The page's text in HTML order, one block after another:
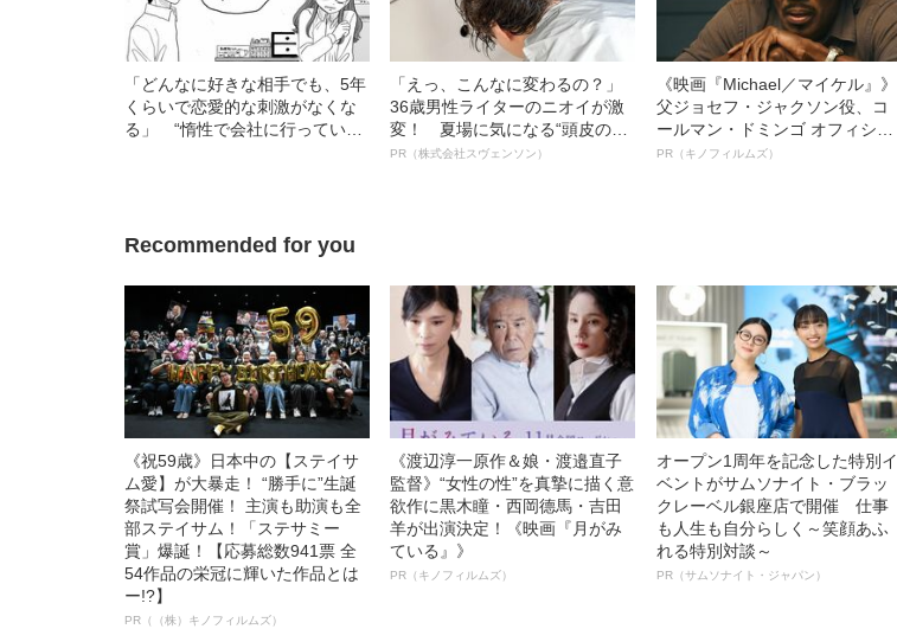
「どんなに好きな相手でも、5年
くらいで恋愛的な刺激がなくな
る」 “惰性で会社に行ってい
「えっ、こんなに変わるの？」
36歳男性ライターのニオイが激
変！ 夏場に気になる“頭皮のニ
オイ”や“ベタつき”を解消す
PR（株式会社スヴェンソン）
《映画『Michael／マイケル』》
父ジョセフ・ジャクソン役、コ
ールマン・ドミンゴ オフィシャ
ルインタビュー“観客を魅了した
PR（キノフィルムズ）
Recommended for you
《祝59歳》日本中の【ステイサ
ム愛】が大暴走！ “勝手に”生誕
祭試写会開催！ 主演も助演も全
部ステイサム！「ステサミー
賞」爆誕！【応募総数941票 全
54作品の栄冠に輝いた作品とは
ー!?】
PR（（株）キノフィルムズ）
《渡辺淳一原作＆娘・渡邉直子
監督》“女性の性”を真摯に描く意
欲作に黒木瞳・西岡德馬・吉田
羊が出演決定！《映画『月がみ
ている』》
PR（キノフィルムズ）
オープン1周年を記念した特別イ
ベントがサムソナイト・ブラッ
クレーベル銀座店で開催 仕事
も人生も自分らしく～笑顔あふ
れる特別対談～
PR（サムソナイト・ジャパン）